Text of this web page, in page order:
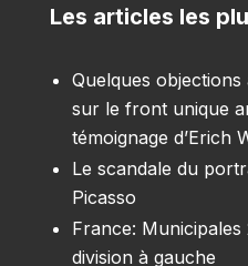
Les articles les
Quelques
sur le front unique
témoignage d’Erich
Le scandale du
Picasso
France:
division à gauche